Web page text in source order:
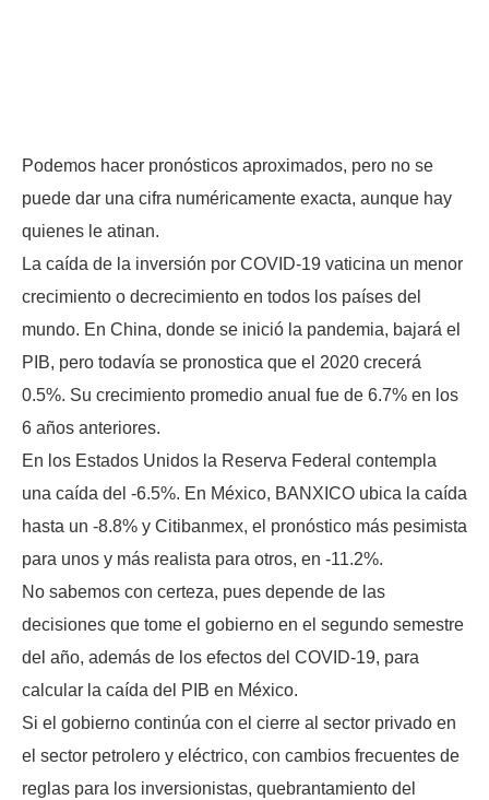
Podemos hacer pronósticos aproximados, pero no se
puede dar una cifra numéricamente exacta, aunque hay
quienes le atinan.
La caída de la inversión por COVID-19 vaticina un menor
crecimiento o decrecimiento en todos los países del
mundo. En China, donde se inició la pandemia, bajará el
PIB, pero todavía se pronostica que el 2020 crecerá
0.5%. Su crecimiento promedio anual fue de 6.7% en los
6 años anteriores.
En los Estados Unidos la Reserva Federal contempla
una caída del -6.5%. En México, BANXICO ubica la caída
hasta un -8.8% y Citibanmex, el pronóstico más pesimista
para unos y más realista para otros, en -11.2%.
No sabemos con certeza, pues depende de las
decisiones que tome el gobierno en el segundo semestre
del año, además de los efectos del COVID-19, para
calcular la caída del PIB en México.
Si el gobierno continúa con el cierre al sector privado en
el sector petrolero y eléctrico, con cambios frecuentes de
reglas para los inversionistas, quebrantamiento del